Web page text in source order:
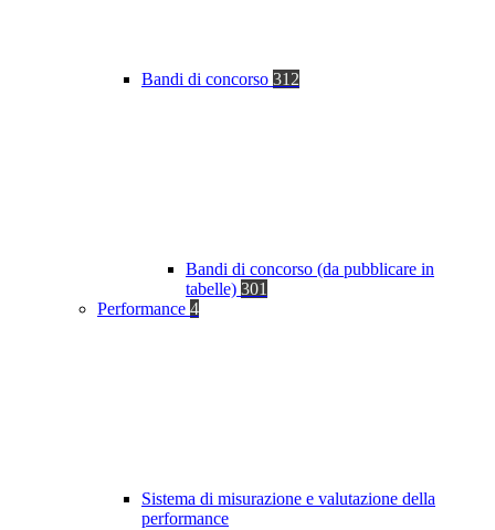
Bandi di concorso 312
Bandi di concorso (da pubblicare in
tabelle) 301
Performance 4
Sistema di misurazione e valutazione della
performance